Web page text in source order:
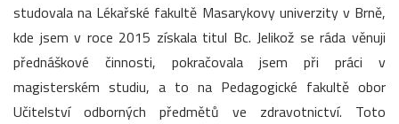
studovala na Lékařské fakultě Masarykovy univerzity v Brně,
kde jsem v roce 2015 získala titul Bc. Jelikož se ráda věnuji
přednáškové činnosti, pokračovala jsem při práci v
magisterském studiu, a to na Pedagogické fakultě obor
Učitelství odborných předmětů ve zdravotnictví. Toto